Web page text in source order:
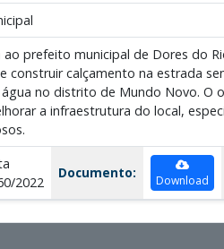
ao prefeito municipal de Dores do
construir calçamento na estrada
no distrito de Mundo Novo. O
a infraestrutura do local,
2022
Documento: Download